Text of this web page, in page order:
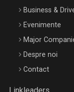
Be Inspired. Make
Octombrie
Business &
Evenimente
Major
Despre noi
Contact